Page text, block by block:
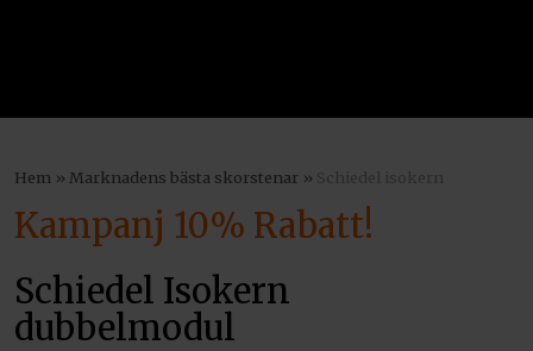
Hem » Marknadens bästa skorstenar »
Kampanj 10% Rabatt!
Schiedel Isokern
dubbelmodul